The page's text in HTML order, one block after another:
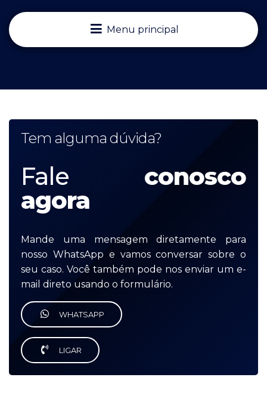
Menu principal
Tem alguma dúvida?
Fale conosco
agora
Mande uma mensagem diretamente para
nosso WhatsApp e vamos conversar sobre o
seu caso. Você também pode nos enviar um e-
mail direto usando o formulário.
WHATSAPP
LIGAR